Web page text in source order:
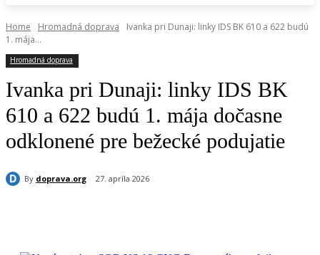
Home Hromadná doprava
Ivanka pri Dunaji: linky IDS BK 610 a 622 budú
1. mája...
Hromadná doprava
Ivanka pri Dunaji: linky IDS BK
610 a 622 budú 1. mája dočasne
odklonené pre bežecké podujatie
By doprava.org 27. apríla 2026